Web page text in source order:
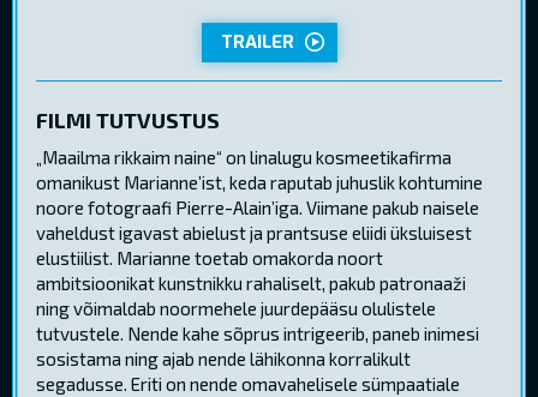
TRAILER
FILMI TUTVUSTUS
„Maailma rikkaim naine“ on linalugu kosmeetikafirma
omanikust Marianne’ist, keda raputab juhuslik kohtumine
noore fotograafi Pierre-Alain’iga. Viimane pakub naisele
vaheldust igavast abielust ja prantsuse eliidi üksluisest
elustiilist. Marianne toetab omakorda noort
ambitsioonikat kunstnikku rahaliselt, pakub patronaaži
ning võimaldab noormehele juurdepääsu olulistele
tutvustele. Nende kahe sõprus intrigeerib, paneb inimesi
sosistama ning ajab nende lähikonna korralikult
segadusse. Eriti on nende omavahelisele sümpaatiale